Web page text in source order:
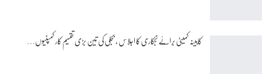
کابینہ کمیٹی برائے نجکاری کا اجلاس ، بجلی کی تین بڑی تقسیم کار کمپنیوں…